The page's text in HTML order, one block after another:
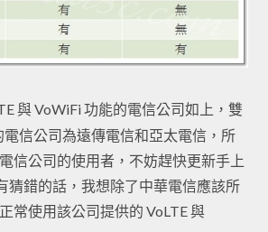
與 VoWiFi 功能的電信公司如上，雙
電信公司為遠傳電信和亞太電信，所
信公司的使用者，不妨趕快更新手上
猜錯的話，我想除了中華電信應該所
常使用該公司提供的 VoLTE 與